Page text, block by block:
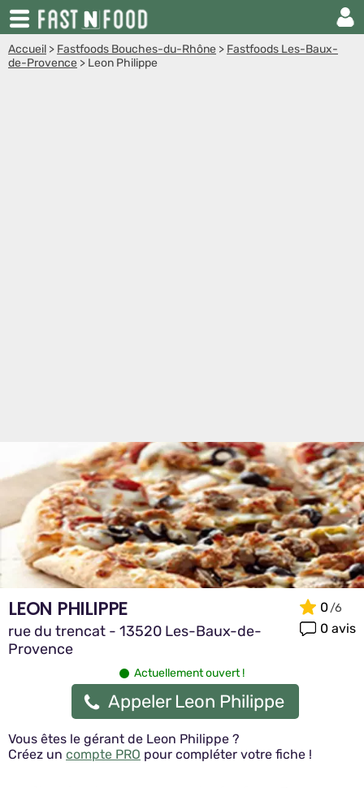
Accueil > Fastfoods Bouches-du-Rhône > Fastfoods Les-Baux-
de-Provence > Leon Philippe
LEON PHILIPPE
rue du trencat - 13520 Les-Baux-de-
Provence
0
0 avis
Actuellement ouvert !
Appeler Leon Philippe
Vous êtes le gérant de Leon Philippe ?
Créez un compte PRO pour compléter votre fiche !